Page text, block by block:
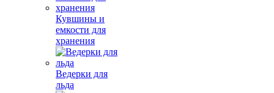
Кувшины и
емкости для
хранения
Ведерки для
льда